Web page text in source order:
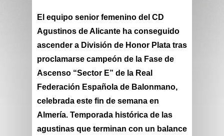
El equipo senior femenino del CD
Agustinos de Alicante ha conseguido
ascender a División de Honor Plata tras
proclamarse campeón de la Fase de
Ascenso “Sector E” de la Real
Federación Española de Balonmano,
celebrada este fin de semana en
Almería. Temporada histórica de las
agustinas que terminan con un balance